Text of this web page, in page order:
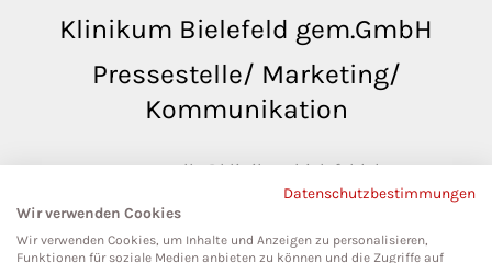
Klinikum Bielefeld gem.GmbH
Pressestelle/ Marketing/
Kommunikation
pressestelle@klinikumbielefeld.de
Teutoburger Str. 50
33604 Bielefeld
Datenschutzbestimmungen
Wir verwenden Cookies
Wir verwenden Cookies, um Inhalte und Anzeigen zu personalisieren,
Funktionen für soziale Medien anbieten zu können und die Zugriffe auf